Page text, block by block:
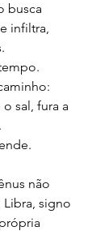
busca
infiltra,
sal, fura a
não
signo